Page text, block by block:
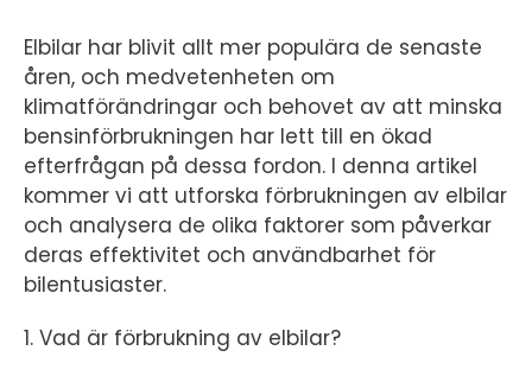
Elbilar har blivit allt mer populära de senaste
åren, och medvetenheten om
klimatförändringar och behovet av att minska
bensinförbrukningen har lett till en ökad
efterfrågan på dessa fordon. I denna artikel
kommer vi att utforska förbrukningen av elbilar
och analysera de olika faktorer som påverkar
deras effektivitet och användbarhet för
bilentusiaster.
1. Vad är förbrukning av elbilar?